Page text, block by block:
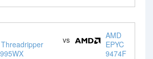
vs
AMD
EPYC
9474F